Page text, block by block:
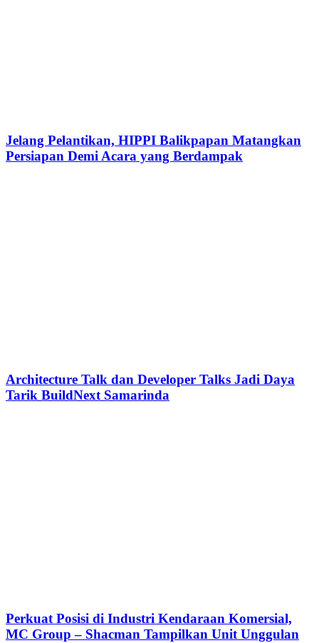
Jelang Pelantikan, HIPPI Balikpapan Matangkan
Persiapan Demi Acara yang Berdampak
Architecture Talk dan Developer Talks Jadi Daya
Tarik BuildNext Samarinda
Perkuat Posisi di Industri Kendaraan Komersial,
MC Group – Shacman Tampilkan Unit Unggulan